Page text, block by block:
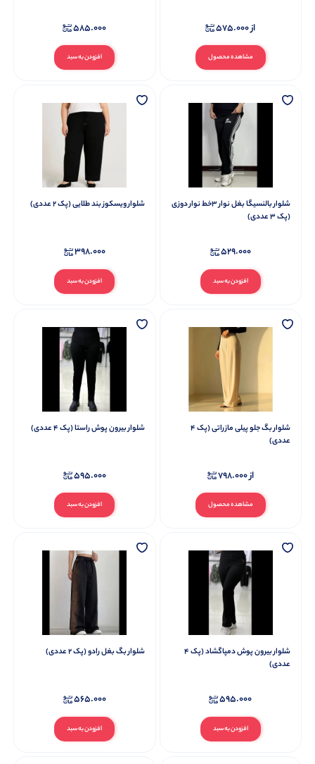
مشاهده محصول
از575.000
افزودن به سبد
585.000
شلوار بالنسیگا بغل نوار ۳خط نوار دوزی
(پک 3 عددی)
افزودن به سبد
529.000
شلوار ویسکوز بند طلایی (پک 2 عددی)
افزودن به سبد
398.000
شلوار بگ جلو پیلی مازراتی (پک 4
عددی)
مشاهده محصول
از798.000
شلوار بیرون پوش راستا (پک 4 عددی)
افزودن به سبد
595.000
شلوار بیرون پوش دمپاگشاد (پک 4
عددی)
افزودن به سبد
595.000
شلوار بگ بغل رادو (پک 2 عددی)
افزودن به سبد
565.000